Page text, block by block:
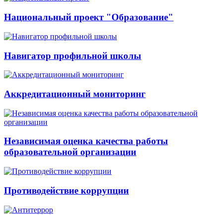
Национальный проект "Образование"
Навигатор профильной школы
Аккредитационный мониторинг
Независимая оценка качества работы
образовательной организации
Противодействие коррупции